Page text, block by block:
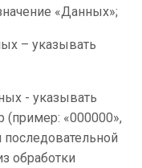
«Данных»;
– указывать
- указывать
«000000»,
последовательной
обработки